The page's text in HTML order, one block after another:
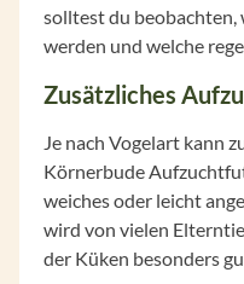
solltest du beobachten,
werden und welche
Zusätzliches
Je nach Vogelart kann
Körnerbude
weiches oder leicht
wird von vielen
der Küken besonders